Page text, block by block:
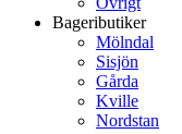
Bageributiker
Mölndal
Sisjön
Gårda
Kville
Nordstan